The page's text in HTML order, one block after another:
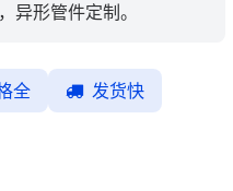
异形管件定制。
全 发货快